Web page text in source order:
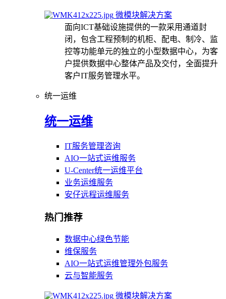
微模块解决方案
面向ICT基础设施提供的一款采用通道封
闭，包含工程预制的机柜、配电、制冷、监
控等功能单元的独立的小型数据中心，为客
户提供数据中心整体产品及交付，全面提升
客户IT服务管理水平。
统一运维
统一运维
IT服务管理咨询
AIO一站式运维服务
U-Center统一运维平台
业务运维服务
安仔远程运维服务
热门推荐
数据中心绿色节能
维保服务
AIO一站式运维管理外包服务
云与智能服务
微模块解决方案